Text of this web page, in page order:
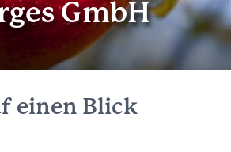
GmbH
einen Blick